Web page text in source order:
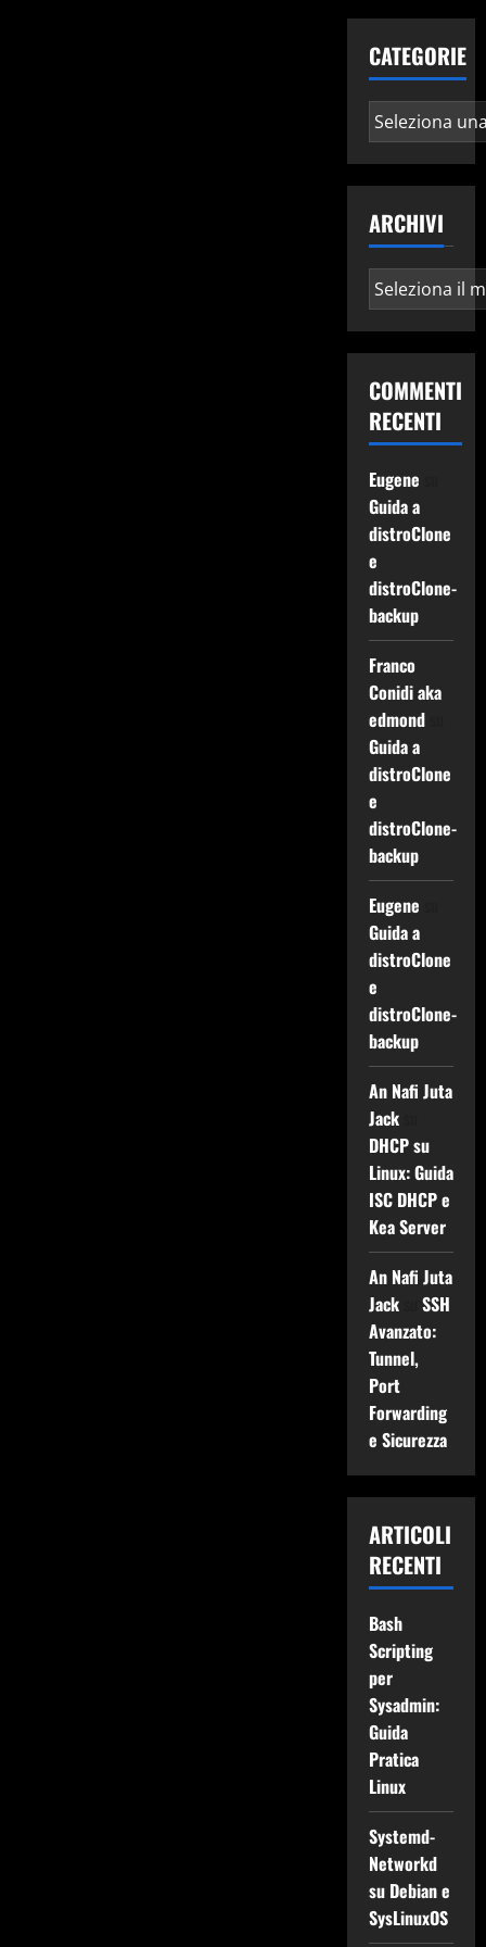
CATEGORIE
Categorie
ARCHIVI
Archivi
COMMENTI
RECENTI
Eugene
Guida a
distroClone
e
distroClone-
backup
Franco
Conidi aka
edmondsu
Guida a
distroClone
e
distroClone-
backup
Eugene
Guida a
distroClone
e
distroClone-
backup
An Nafi Juta
Jacksu
DHCP su
Linux: Guida
ISC DHCP e
Kea Server
An Nafi Juta
Jacksu SSH
Avanzato:
Tunnel,
Port
Forwarding
e Sicurezza
ARTICOLI
RECENTI
Bash
Scripting
per
Sysadmin:
Guida
Pratica
Linux
Systemd-
Networkd
su Debian e
SysLinuxOS